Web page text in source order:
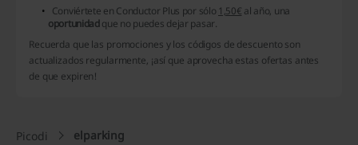
Conviértete en Conductor Plus por sólo 1,50€ al año, una
oportunidadque no puedes dejar pasar.
Recuerda que las promociones y los códigos de descuento son
actualizados regularmente, ¡así que aprovecha estas ofertas antes
de que expiren!
Picodi elparking